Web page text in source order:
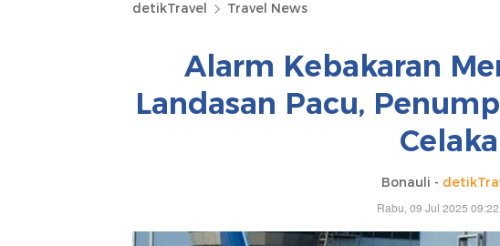
detikTravel Travel News
Alarm Kebakaran
Landasan Pacu,
Celaka
Bonauli -
Rabu, 09 Jul 2025